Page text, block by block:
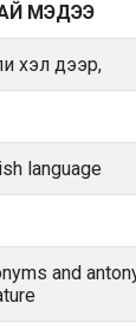
МЭДЭЭ
хэл дээр,
language
and